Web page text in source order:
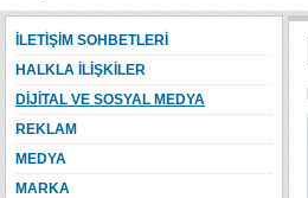
İLETİŞİM SOHBETLERİ
HALKLA İLİŞKİLER
DİJİTAL VE SOSYAL MEDYA
REKLAM
MEDYA
MARKA